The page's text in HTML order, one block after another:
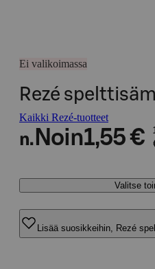
Ei valikoimassa
Rezé
Kaikki Rezé-tuotteet
n. Noin1,55 €
Valitse
Lisää suosikkeihin, Rezé